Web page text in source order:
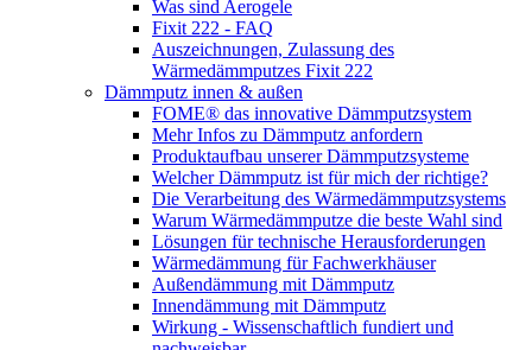
Was sind Aerogele
Fixit 222 - FAQ
Auszeichnungen, Zulassung des
Wärmedämmputzes Fixit 222
Dämmputz innen & außen
FOME® das innovative Dämmputzsystem
Mehr Infos zu Dämmputz anfordern
Produktaufbau unserer Dämmputzsysteme
Welcher Dämmputz ist für mich der richtige?
Die Verarbeitung des Wärmedämmputzsystems
Warum Wärmedämmputze die beste Wahl sind
Lösungen für technische Herausforderungen
Wärmedämmung für Fachwerkhäuser
Außendämmung mit Dämmputz
Innendämmung mit Dämmputz
Wirkung - Wissenschaftlich fundiert und